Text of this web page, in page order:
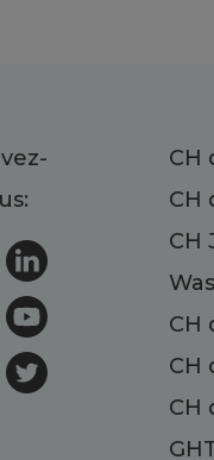
CH
CH
CH
CH
CH
CH